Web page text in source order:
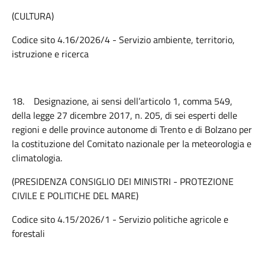
(CULTURA)
Codice sito 4.16/2026/4 - Servizio ambiente, territorio,
istruzione e ricerca
18. Designazione, ai sensi dell’articolo 1, comma 549,
della legge 27 dicembre 2017, n. 205, di sei esperti delle
regioni e delle province autonome di Trento e di Bolzano per
la costituzione del Comitato nazionale per la meteorologia e
climatologia.
(PRESIDENZA CONSIGLIO DEI MINISTRI - PROTEZIONE
CIVILE E POLITICHE DEL MARE)
Codice sito 4.15/2026/1 - Servizio politiche agricole e
forestali